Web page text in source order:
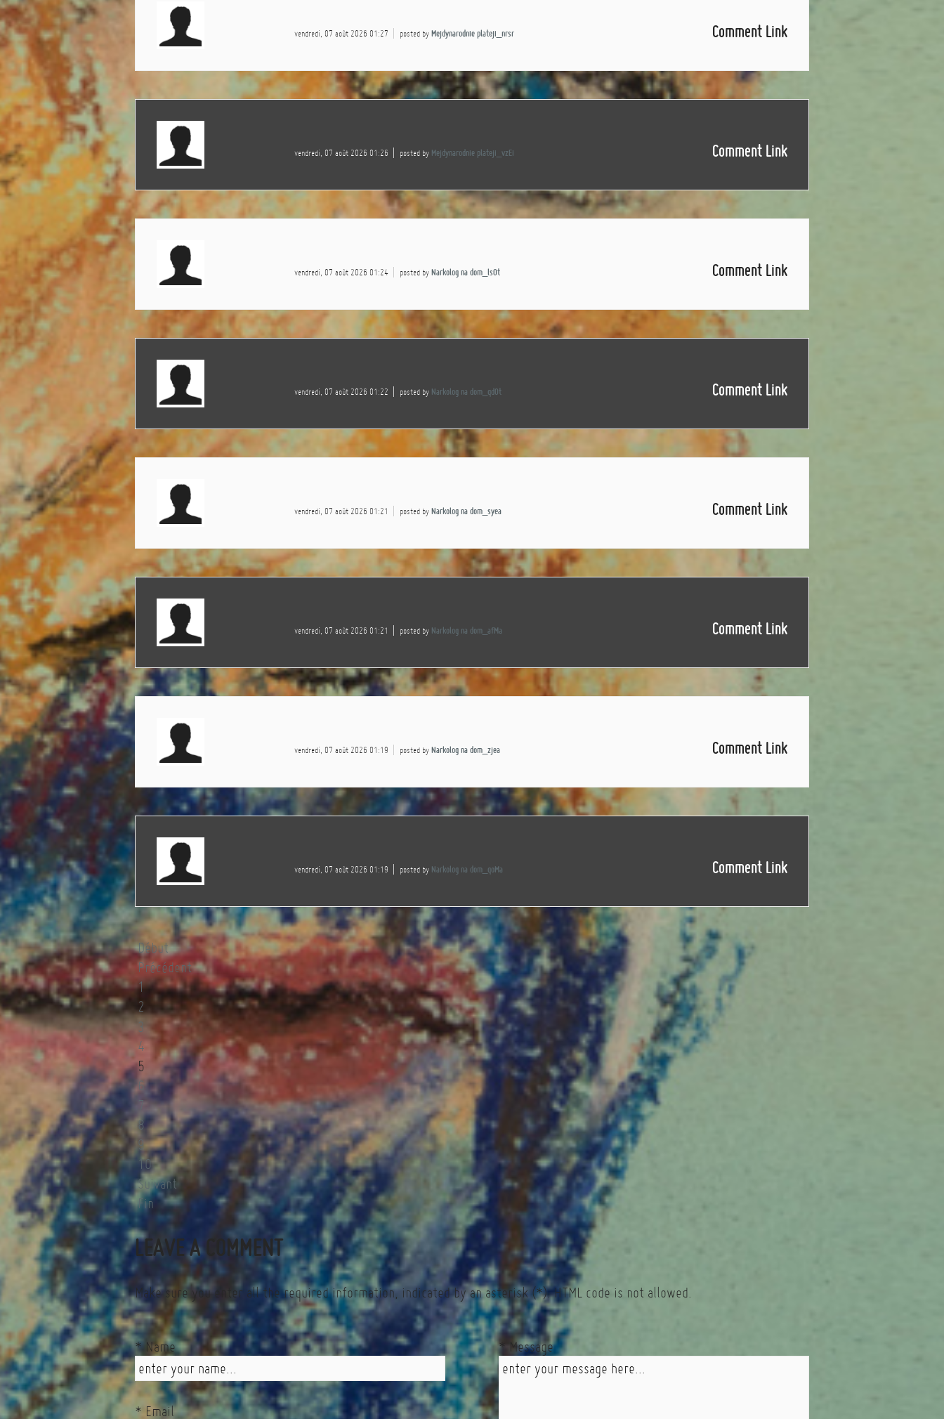
Comment Link
vendredi, 07 août 2026 01:27 posted by Mejdynarodnie plateji_nrsr
Comment Link
vendredi, 07 août 2026 01:26 posted by Mejdynarodnie plateji_vzEi
Comment Link
vendredi, 07 août 2026 01:24 posted by Narkolog na dom_lsOt
Comment Link
vendredi, 07 août 2026 01:22 posted by Narkolog na dom_qdOt
Comment Link
vendredi, 07 août 2026 01:21 posted by Narkolog na dom_syea
Comment Link
vendredi, 07 août 2026 01:21 posted by Narkolog na dom_afMa
Comment Link
vendredi, 07 août 2026 01:19 posted by Narkolog na dom_zjea
Comment Link
vendredi, 07 août 2026 01:19 posted by Narkolog na dom_qoMa
Début
Précédent
1
2
3
4
5
6
7
8
9
10
Suivant
Fin
LEAVE A COMMENT
Make sure you enter all the required information, indicated by an asterisk (*). HTML code is not allowed.
* Name
* Email
* Message